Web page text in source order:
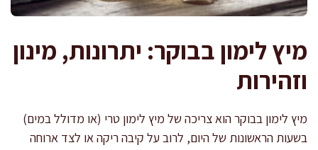
מיץ לימון בבוקר: יתרונות, מינון
וזהירות
מיץ לימון בבוקר הוא צריכה של מיץ לימון טרי (או מדולל במים)
בשעות הראשונות של היום, לרוב על קיבה ריקה או לצד ארוחה